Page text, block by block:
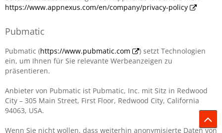
https://www.appnexus.com/en/company/privacy-policy
Pubmatic
Pubmatic (https://www.pubmatic.com
) setzt Technologien
ein, um Ihnen für Sie relevante Werbeanzeigen zu
präsentieren.
Anbieter von Pubmatic ist Pubmatic, Inc. mit Sitz in Redwood
City – 305 Main Street, First Floor, Redwood City, California
94063, USA.
Wenn Sie nicht wollen, dass weiterhin anonymisierte Daten von